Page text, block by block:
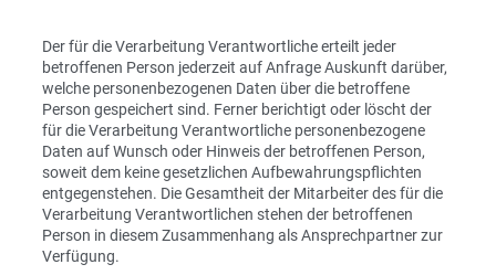
Der für die Verarbeitung Verantwortliche erteilt jeder
betroffenen Person jederzeit auf Anfrage Auskunft darüber,
welche personenbezogenen Daten über die betroffene
Person gespeichert sind. Ferner berichtigt oder löscht der
für die Verarbeitung Verantwortliche personenbezogene
Daten auf Wunsch oder Hinweis der betroffenen Person,
soweit dem keine gesetzlichen Aufbewahrungspflichten
entgegenstehen. Die Gesamtheit der Mitarbeiter des für die
Verarbeitung Verantwortlichen stehen der betroffenen
Person in diesem Zusammenhang als Ansprechpartner zur
Verfügung.